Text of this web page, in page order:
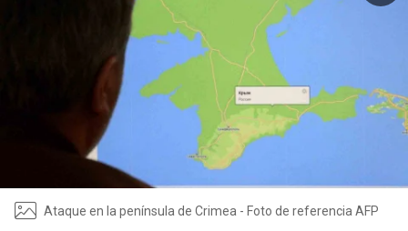
Ataque en la península de Crimea - Foto de referencia AFP